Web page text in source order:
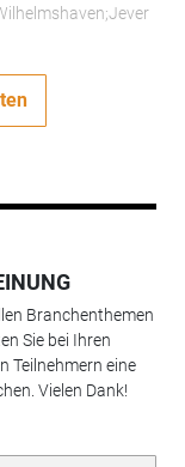
Branchenthemen
Sie bei Ihren
Teilnehmern eine
Vielen Dank!